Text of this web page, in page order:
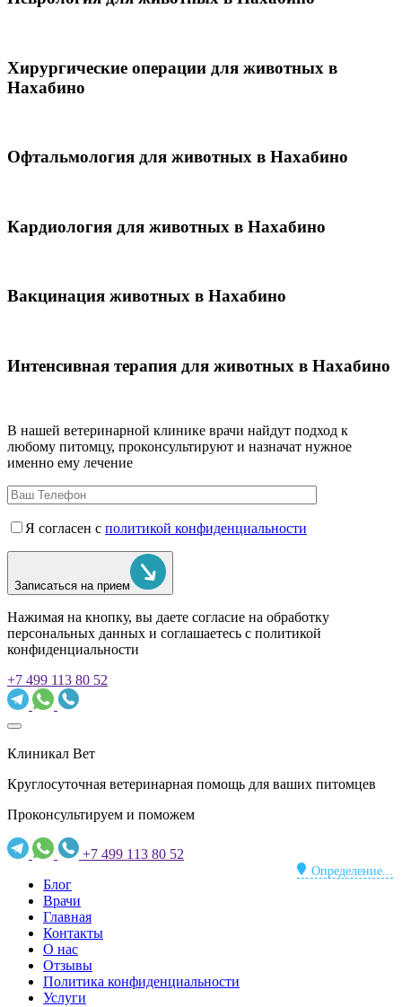
Хирургические операции для животных в
Нахабино
Офтальмология для животных в Нахабино
Кардиология для животных в Нахабино
Вакцинация животных в Нахабино
Интенсивная терапия для животных в Нахабино
В нашей ветеринарной клинике врачи найдут подход к
любому питомцу, проконсультируют и назначат нужное
именно ему лечение
Я согласен с политикой конфиденциальности
Записаться на прием
Нажимая на кнопку, вы даете согласие на обработку
персональных данных и соглашаетесь c политикой
конфиденциальности
+7 499 113 80 52
Клиникал Вет
Круглосуточная ветеринарная помощь для ваших питомцев
Проконсультируем и поможем
+7 499 113 80 52
Определение...
Блог
Врачи
Главная
Контакты
О нас
Отзывы
Политика конфиденциальности
Услуги